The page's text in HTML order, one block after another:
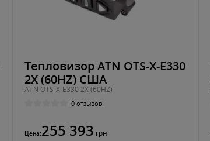
Тепловизор ATN OTS-X-E330
2X (60HZ) США
ATN OTS-X-E330 2X (60HZ)
0 отзывов
Цена:255 393 грн